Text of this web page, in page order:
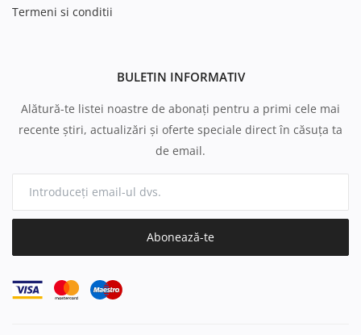
Termeni si conditii
BULETIN INFORMATIV
Alătură-te listei noastre de abonați pentru a primi cele mai
recente știri, actualizări și oferte speciale direct în căsuța ta
de email.
Abonează-te